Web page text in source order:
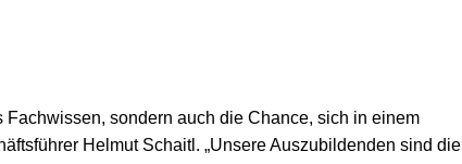
sondern auch die Chance, sich in einem
Helmut Schaitl. „Unsere Auszubildenden sind die